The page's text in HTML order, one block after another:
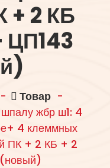
+ 2 КБ
ЦП143
Товар-
жбр ш1: 4
4 клеммных
ПК + 2 КБ + 2